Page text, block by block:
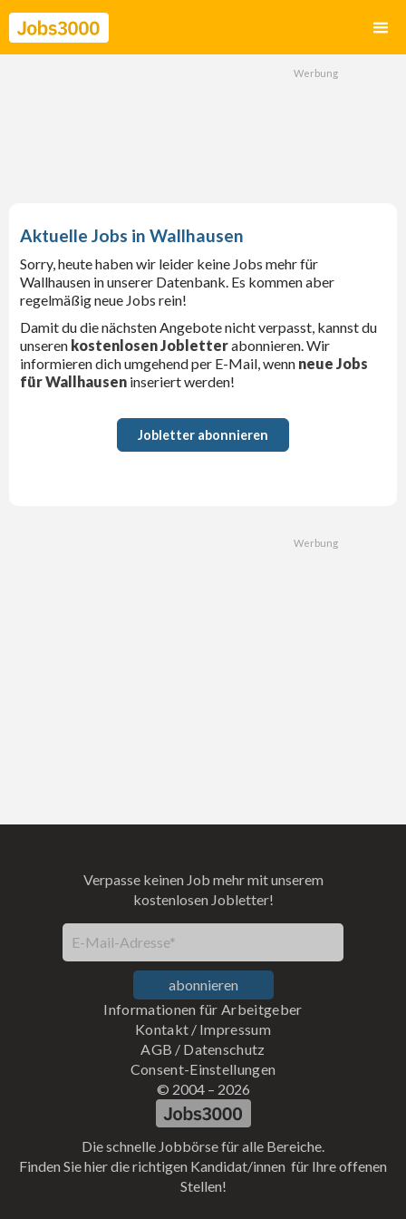
Wallhausen
Sorry, heute haben wir leider keine Jobs mehr für
Wallhausen in unserer Datenbank. Es kommen aber
regelmäßig neue Jobs rein!
Damit du die nächsten Angebote nicht verpasst, kannst du
unseren kostenlosen Jobletterabonnieren. Wir
informieren dich umgehend per E-Mail, wenn neue Jobs
für Wallhausen inseriert werden!
Jobletter abonnieren
Die schnelle Jobbörse für alle Bereiche.
Finden Sie hier die richtigen Kandidat/innen für Ihre offenen
Stellen!
Informationen für Arbeitgeber
Kontakt / Impressum
AGB / Datenschutz
Consent-Einstellungen
© 2004 – 2026
Verpasse keinen Job mehr mit unserem
kostenlosen Jobletter!
E-Mail-Adresse*
abonnieren